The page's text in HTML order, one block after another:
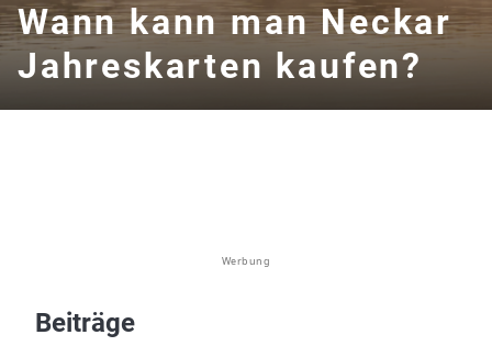
Wann kann man Neckar
Jahreskarten kaufen?
Werbung
Beiträge